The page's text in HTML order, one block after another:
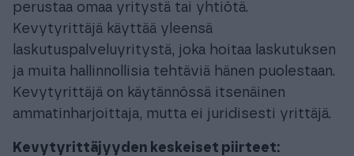
Tilaa Procountor
Kokeile maksutta
Kirjaudu
perustaa omaa yritystä tai yhtiötä.
Kevytyrittäjä käyttää yleensä
laskutuspalveluyritystä, joka hoitaa laskutuksen
ja muita hallinnollisia tehtäviä hänen puolestaan.
Kevytyrittäjä on käytännössä itsenäinen
ammatinharjoittaja, mutta ei juridisesti yrittäjä.
Kevytyrittäjyyden keskeiset piirteet: